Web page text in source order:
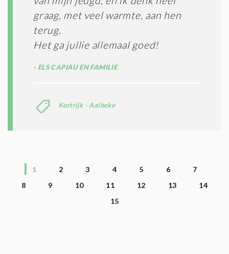
graag, met veel warmte, aan hen
terug.
Het ga jullie allemaal goed!
ELS CAPIAU EN FAMILIE
Kortrijk - Aalbeke
1 2 3 4 5 6
7
8
9 10 11 12 13
14
15